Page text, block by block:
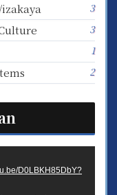
3
3
1
2
D0LBKH85DbY?